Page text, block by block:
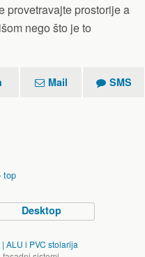
provetravajte prostorije a
nego što je to
Mail SMS
top
Desktop
ALU i PVC stolarija